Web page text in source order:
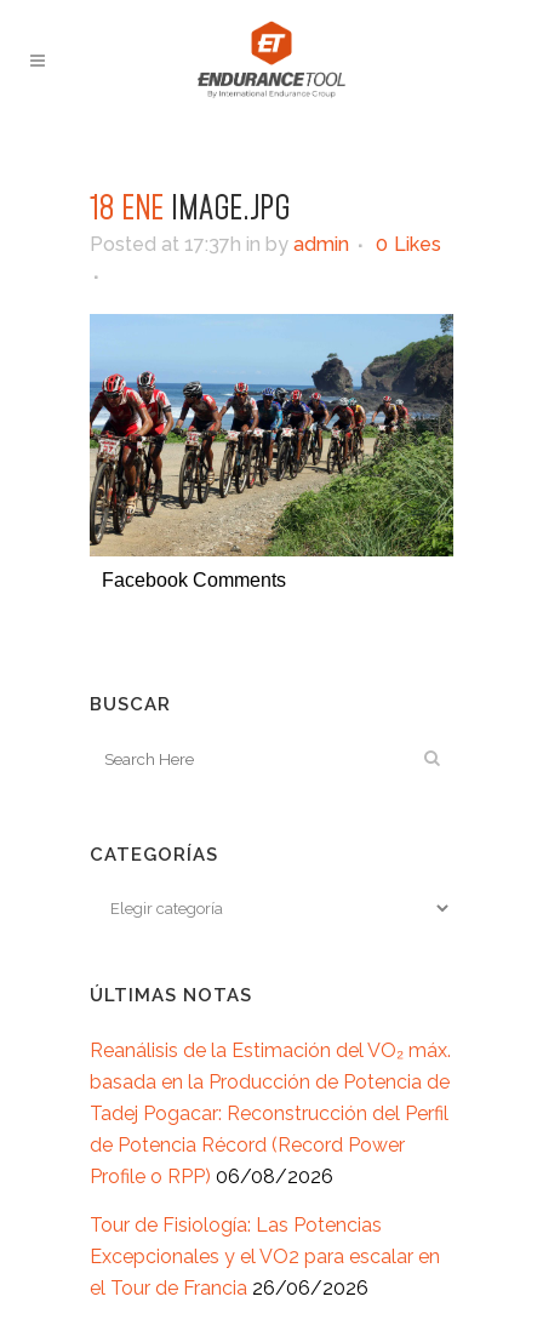
18 ENE IMAGE.JPG
Posted at 17:37h in by admin 0 Likes
Facebook Comments
BUSCAR
CATEGORÍAS
ÚLTIMAS NOTAS
Reanálisis de la Estimación del VO₂ máx.
basada en la Producción de Potencia de
Tadej Pogacar: Reconstrucción del Perfil
de Potencia Récord (Record Power
Profile o RPP) 06/08/2026
Tour de Fisiología: Las Potencias
Excepcionales y el VO2 para escalar en
el Tour de Francia 26/06/2026